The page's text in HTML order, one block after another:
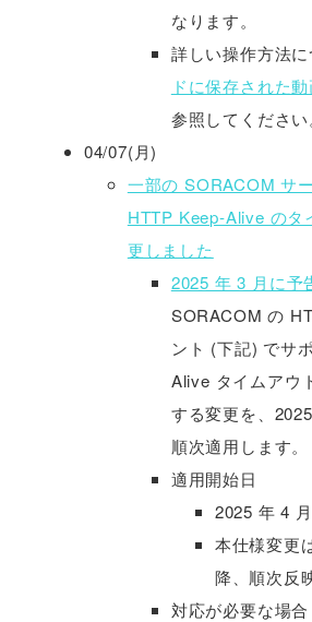
なります。
詳しい操作方法に
ドに保存された
参照してください
04/07(月)
一部の SORACOM サ
HTTP Keep-Alive のタ
更しました
2025 年 3 月に予
SORACOM の
ント (下記) でサ
Alive タイムアウ
する変更を、
順次適用します。
適用開始日
2025 年 4
本仕様変更
降、順次反
対応が必要な場合